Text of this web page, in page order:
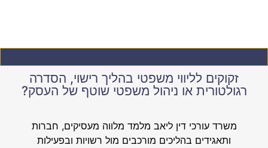
זקוקים לליווי משפטי בהליך רישוי, הסדרה
רגולטורית או ניהול משפטי שוטף של העסק?
משרד עורכי דין ליאב מלמד מלווה מעסיקים, חברות
ותאגידים בהליכים מורכבים מול רשויות ובפעילות